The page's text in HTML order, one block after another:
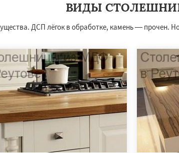
ВИДЫ
ДСП лёгок в обработке, камень — прочен.